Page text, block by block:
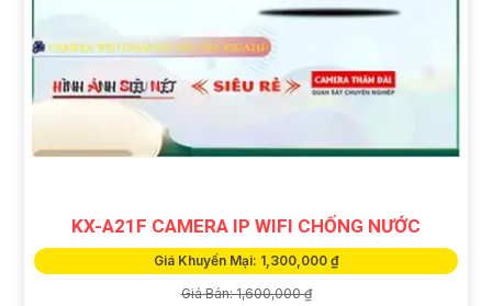
KX-A21F CAMERA IP WIFI CHỐNG NƯỚC
Giá Khuyến Mại: 1,300,000 ₫
Giá Bán: 1,600,000 ₫